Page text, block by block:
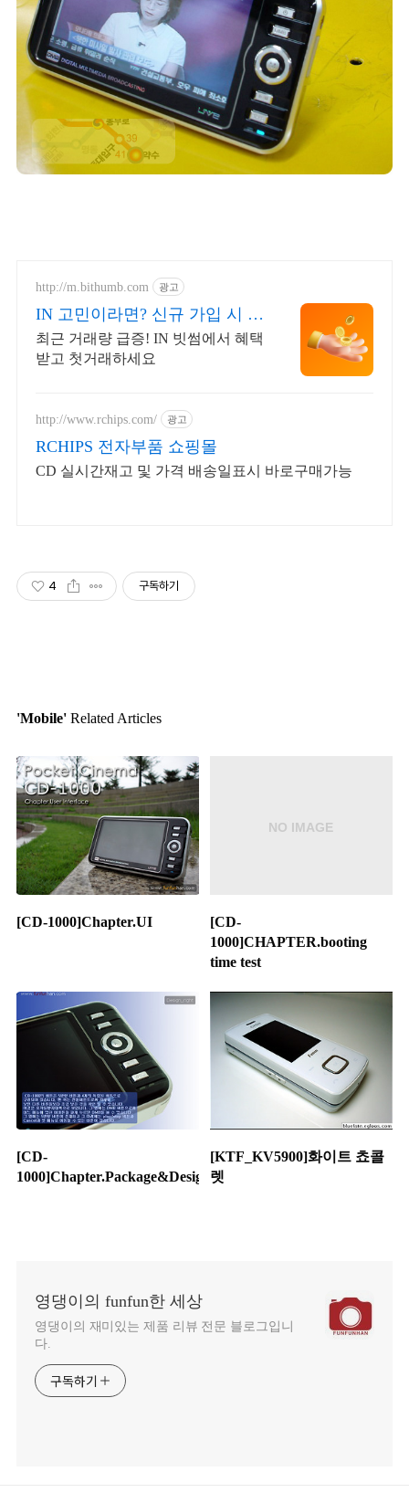
http://m.bithumb.com 광고
IN 고민이라면? 신규 가입 시 5
만원 혜택
최근 거래량 급증! IN 빗썸에서 혜택
받고 첫거래하세요
http://www.rchips.com/ 광고
RCHIPS 전자부품 쇼핑몰
CD 실시간재고 및 가격 배송일표시 바로구매가능
4 구독하기
'Mobile' Related Articles
[CD-1000]Chapter.UI
[CD-
1000]CHAPTER.booting
time test
[CD-
1000]Chapter.Package&Design
[KTF_KV5900]화이트 쵸콜
렛
영댕이의 funfun한 세상
영댕이의 재미있는 제품 리뷰 전문 블로그입니
다.
구독하기